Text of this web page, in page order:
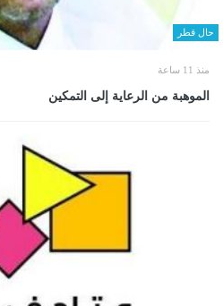
حال قطر
منذ 11 ساعة
الموهبة من الرعاية إلى التمكين